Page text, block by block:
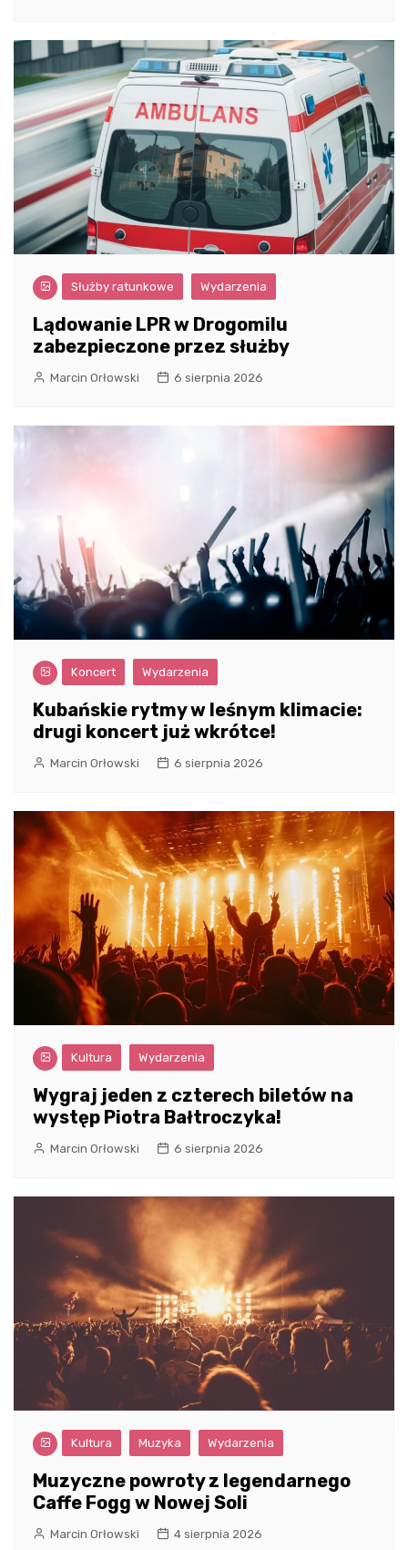
Służby ratunkowe Wydarzenia
Lądowanie LPR w Drogomilu
zabezpieczone przez służby
Marcin Orłowski 6 sierpnia 2026
Koncert Wydarzenia
Kubańskie rytmy w leśnym klimacie:
drugi koncert już wkrótce!
Marcin Orłowski 6 sierpnia 2026
Kultura Wydarzenia
Wygraj jeden z czterech biletów na
występ Piotra Bałtroczyka!
Marcin Orłowski 6 sierpnia 2026
Kultura Muzyka Wydarzenia
Muzyczne powroty z legendarnego
Caffe Fogg w Nowej Soli
Marcin Orłowski 4 sierpnia 2026